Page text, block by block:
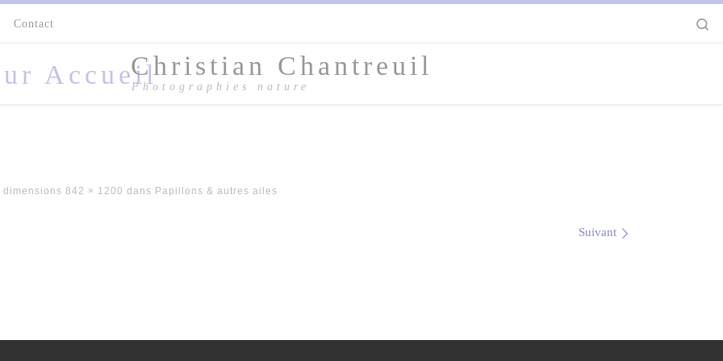
Contact
Christian Chantreuil
Photographies nature
dimensions 842 × 1200 dans Papillons & autres ailes
Suivant